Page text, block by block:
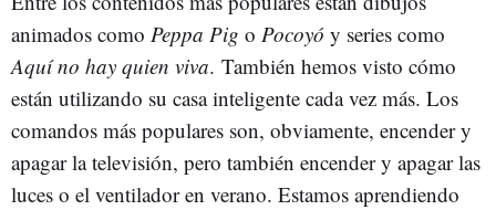
animados como Peppa Pig o Pocoyó y series como
Aquí no hay quien viva. También hemos visto cómo
están utilizando su casa inteligente cada vez más. Los
comandos más populares son, obviamente, encender y
apagar la televisión, pero también encender y apagar las
luces o el ventilador en verano. Estamos aprendiendo